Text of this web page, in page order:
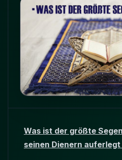
Was ist der größte
seinen Dienern